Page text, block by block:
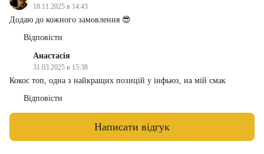
18.11.2025 в 14:43
Додаю до кожного замовлення 😎
Відповісти
Анастасія
31.03.2025 в 15:38
Кокос топ, одна з найкращих позицій у інфьюз, на мій смак
Відповісти
Написати відгук